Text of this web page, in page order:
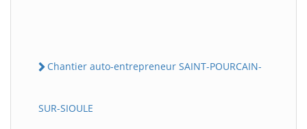
Chantier auto-entrepreneur SAINT-POURCAIN-
SUR-SIOULE